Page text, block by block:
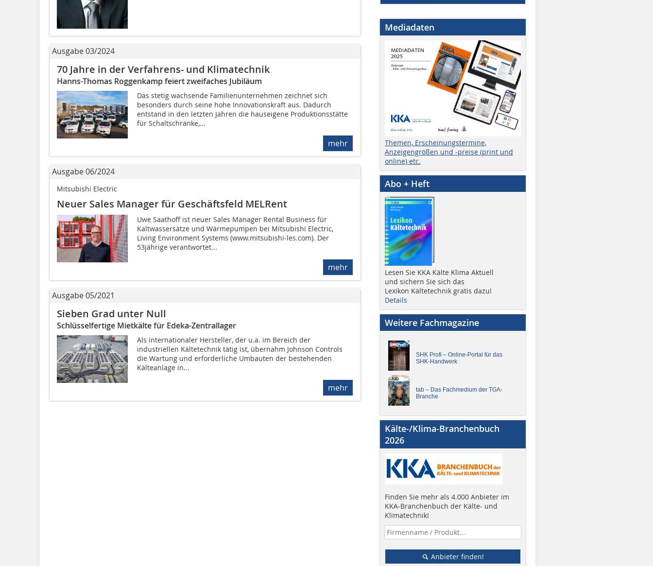
Ausgabe 03/2024
70 Jahre in der Verfahrens- und Klimatechnik
Hanns-Thomas Roggenkamp feiert zweifaches Jubiläum
Das stetig wachsende Familienunternehmen zeichnet sich
besonders durch seine hohe Innovationskraft aus. Dadurch
entstand in den letzten Jahren die hauseigene Produktionsstätte
für Schaltschränke,...
mehr
Ausgabe 06/2024
Mitsubishi Electric
Neuer Sales Manager für Geschäftsfeld MELRent
Uwe Saathoff ist neuer Sales Manager Rental Business für
Kaltwassersätze und Wärmepumpen bei Mitsubishi Electric,
Living Environment Systems (www.mitsubishi-les.com). Der
53jährige verantwortet...
mehr
Ausgabe 05/2021
Sieben Grad unter Null
Schlüsselfertige Mietkälte für Edeka-Zentrallager
Als internationaler Hersteller, der u.a. im Bereich der
industriellen Kältetechnik tätig ist, übernahm Johnson Controls
die Wartung und erforderliche Umbauten der bestehenden
Kälteanlage in...
mehr
Mediadaten
Themen, Erscheinungstermine,
Anzeigengrößen und -preise (print und
online) etc.
Abo + Heft
Lesen Sie KKA Kälte Klima Aktuell
und sichern Sie sich das
Lexikon Kältetechnik gratis dazu!
Details
Weitere Fachmagazine
SHK Profi – Online-Portal für das
SHK-Handwerk
tab – Das Fachmedium der TGA-
Branche
Kälte-/Klima-Branchenbuch
2026
Finden Sie mehr als 4.000 Anbieter im
KKA-Branchenbuch der Kälte- und
Klimatechnik!
Anbieter finden!